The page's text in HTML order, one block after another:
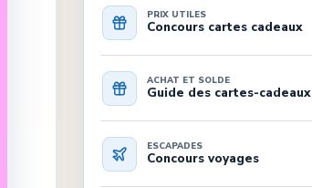
PRIX UTILES
Concours cartes cadeaux
ACHAT ET SOLDE
Guide des cartes-cadeaux
ESCAPADES
Concours voyages